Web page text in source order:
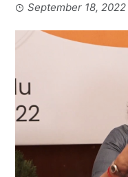
September 18, 2022